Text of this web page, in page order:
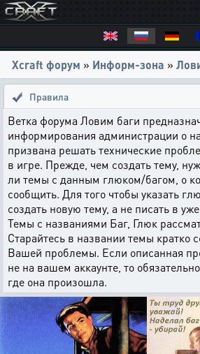
Xcraft форум » Информ-зона »
Правила
Ветка форума Ловим баги
информирования администрации о
призвана решать технические
в игре. Прежде, чем создать тему,
ли темы с данным глюком/багом, о
сообщить. Для того чтобы указать
создать новую тему, а не писать в
Темы с названиями Баг, Глюк
Старайтесь в названии темы кратко
Вашей проблемы. Если описанная
не на вашем аккаунте, то
где она произошла.